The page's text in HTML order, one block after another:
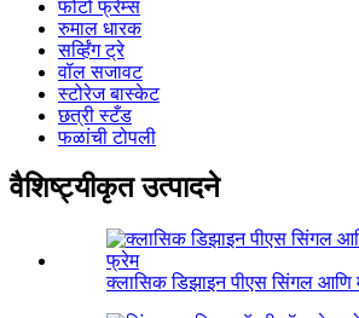
फोटो फ्रेम्स
रुमाल धारक
सर्व्हिंग ट्रे
वॉल सजावट
स्टोरेज बास्केट
छत्री स्टँड
फळांची टोपली
वैशिष्ट्यीकृत उत्पादने
क्लासिक डिझाइन पीएस सिंगल आणि